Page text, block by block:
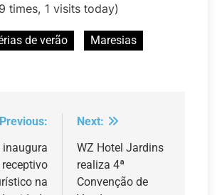
times, 1 visits today)
de verão
Maresias
Previous:
inaugura
na
Next:
WZ Hotel Jardins
realiza 4ª
Convenção de